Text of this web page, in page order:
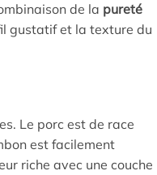
de la pureté
gustatif et la texture du
Le porc est de race
est facilement
riche avec une couche